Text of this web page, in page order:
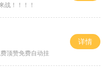
战！！！！
顶赞免费自动挂
详情